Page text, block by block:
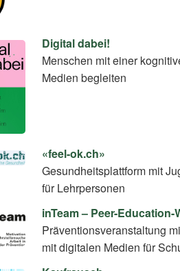
Digital dabei!
Menschen mit einer
Medien begleiten
«feel-ok.ch»
Gesundheitsplattform mit
für Lehrpersonen
inTeam – Peer-
Präventionsveranstaltung
mit digitalen Medien für